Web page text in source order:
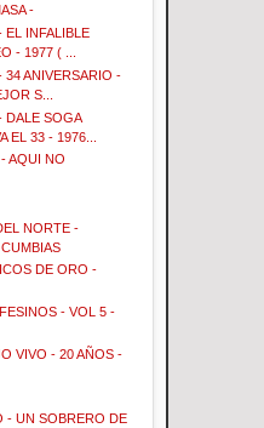
-
EL INFALIBLE
- 1977 ( ...
34 ANIVERSARIO -
S...
DALE SOGA
EL 33 - 1976...
AQUI NO
NORTE -
DE ORO -
- VOL 5 -
VIVO - 20 AÑOS -
- UN SOBRERO DE